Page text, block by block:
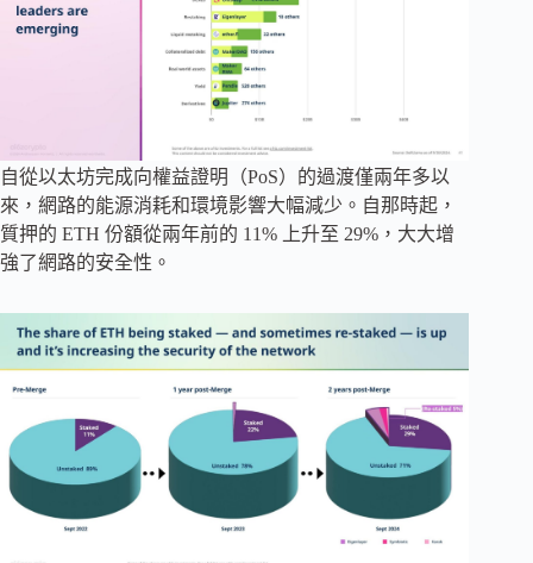
自從以太坊完成向權益證明（PoS）的過渡僅兩年多以
來，網路的能源消耗和環境影響大幅減少。自那時起，
質押的 ETH 份額從兩年前的 11% 上升至 29%，大大增
強了網路的安全性。